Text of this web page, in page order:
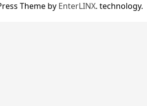
Theme by EnterLINX. technology.